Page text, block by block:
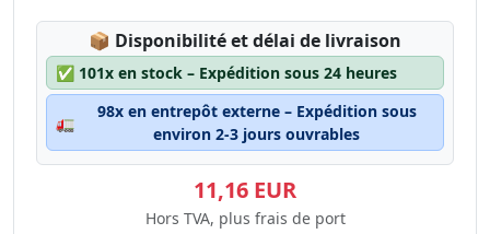
📦 Lagerstatus:
Disponibilité et délai de livraison
✅ 101x en stock – Expédition sous 24 heures
🚛
98x en entrepôt externe – Expédition sous
environ 2-3 jours ouvrables
11,16 EUR
Hors TVA, plus frais de port